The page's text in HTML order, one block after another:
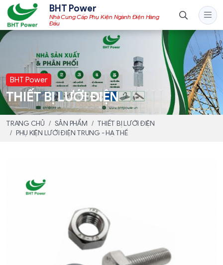
BHT Power
Nhà Cung Cấp Phụ Kiện Ngành Điện Hàng
Đầu
BHT Power
THIẾT BỊ LƯỚI ĐIỆN
TRANG CHỦ SẢN PHẨM
THIẾT BỊ LƯỚI ĐIỆN
PHỤ KIỆN LƯỚI ĐIỆN TRUNG - HẠ THẾ